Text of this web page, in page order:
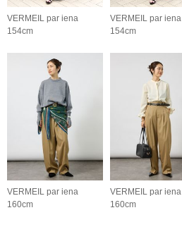
VERMEIL par iena
154cm
VERMEIL par iena
154cm
VERMEIL par iena
160cm
VERMEIL par iena
160cm